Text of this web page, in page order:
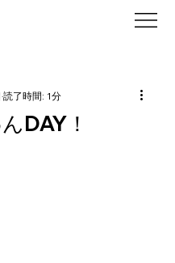
DAY！
読了時間: 1分